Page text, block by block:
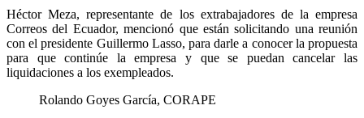
Héctor Meza, representante de los extrabajadores de la empresa
Correos del Ecuador, mencionó que están solicitando una reunión
con el presidente Guillermo Lasso, para darle a conocer la propuesta
para que continúe la empresa y que se puedan cancelar las
liquidaciones a los exempleados.
Rolando Goyes García, CORAPE